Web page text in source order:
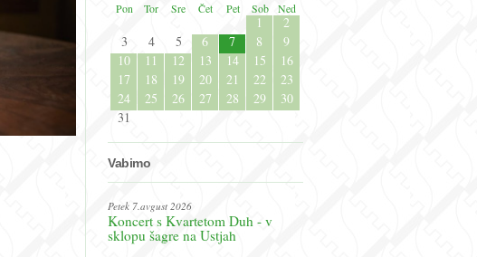
Pon
Tor Sre Čet Pet Sob Ned
1
2
3
4 5 6 7 8
9
10
11 12 13 14 15
16
17
18 19 20 21 22
23
24
25 26 27 28 29
30
31
Vabimo
Petek 7.avgust 2026
Koncert s Kvartetom Duh - v
sklopu šagre na Ustjah